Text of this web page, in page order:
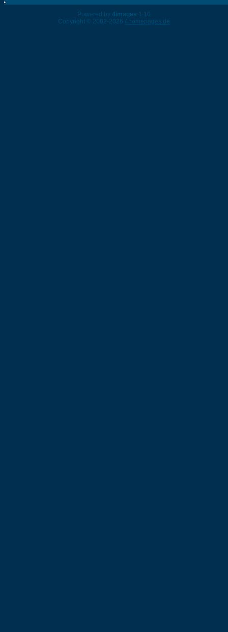
Powered by 4images 1.10
Copyright © 2002-2026 4homepages.de